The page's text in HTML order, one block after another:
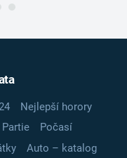
Nejlepší horory
Partie
Počasí
Auto – katalog